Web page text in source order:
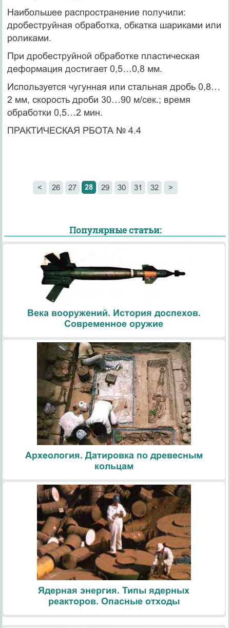
Наибольшее распространение получили:
дробеструйная обработка, обкатка шариками или
роликами.
При дробеструйной обработке пластическая
деформация достигает 0,5…0,8 мм.
Используется чугунная или стальная дробь 0,8…
2 мм, скорость дроби 30…90 м/сек.; время
обработки 0,5…2 мин.
ПРАКТИЧЕСКАЯ РБОТА № 4.4
< 26 27 28 29 30 31 32 >
Популярные статьи:
Века вооружений. История доспехов.
Современное оружие
Археология. Датировка по древесным
кольцам
Ядерная энергия. Типы ядерных
реакторов. Опасные отходы